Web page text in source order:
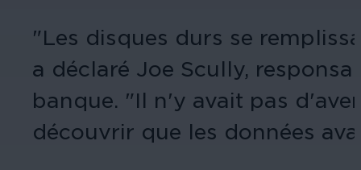
"Les disques durs se
a déclaré Joe Scully,
banque. "Il n'y avait pas
découvrir que les données